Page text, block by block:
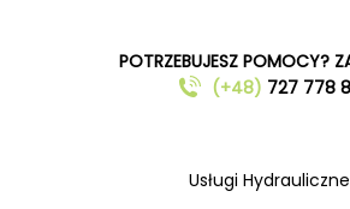
POTRZEBUJESZ POMOCY?
(+48) 727 778
Usługi Hydrauliczne